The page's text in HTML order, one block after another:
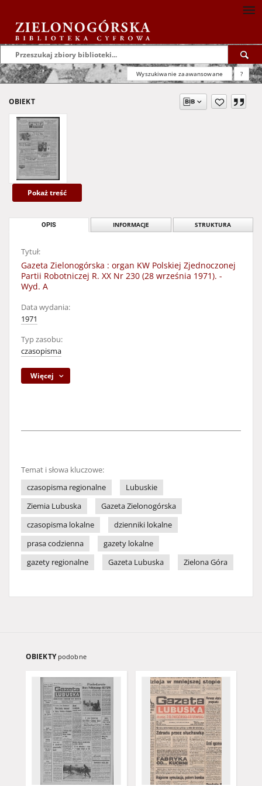
Wyszukiwanie zaawansowane ?
OBIEKT
Pokaż treść
OPIS INFORMACJE STRUKTURA
Tytuł:
Gazeta Zielonogórska : organ KW Polskiej Zjednoczonej
Partii Robotniczej R. XX Nr 230 (28 września 1971). -
Wyd. A
Data wydania:
1971
Typ zasobu:
czasopisma
Więcej
Temat i słowa kluczowe:
czasopisma regionalne
Lubuskie
Ziemia Lubuska
Gazeta Zielonogórska
czasopisma lokalne
dzienniki lokalne
prasa codzienna
gazety lokalne
gazety regionalne
Gazeta Lubuska Zielona Góra
OBIEKTY podobne